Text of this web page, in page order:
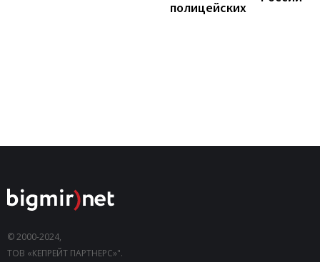
полицейских
© 2000-2024,
ТОВ «КЕПРЕЙТ ПАРТНЕРС»".